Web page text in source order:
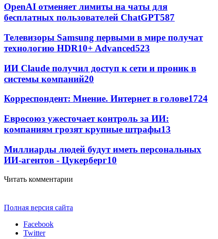
OpenAI отменяет лимиты на чаты для
бесплатных пользователей ChatGPT587
Телевизоры Samsung первыми в мире получат
технологию HDR10+ Advanced523
ИИ Claude получил доступ к сети и проник в
системы компаний20
Корреспондент: Мнение. Интернет в голове1724
Евросоюз ужесточает контроль за ИИ:
компаниям грозят крупные штрафы13
Миллиарды людей будут иметь персональных
ИИ-агентов - Цукерберг10
Читать комментарии
Полная версия сайта
Facebook
Twitter